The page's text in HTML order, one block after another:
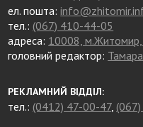
ел. пошта:
тел.: (067) 410-44-05
адреса: 10008, м.Житомир,
головний редактор:
РЕКЛАМНИЙ ВІДДІЛ:
тел.: (0412) 47-00-47,